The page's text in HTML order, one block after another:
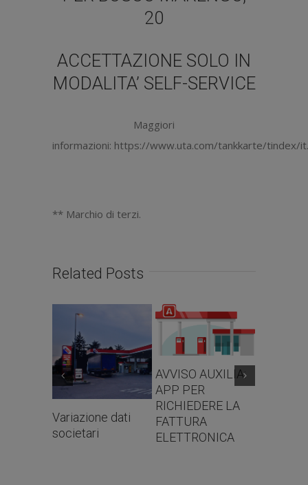
20
ACCETTAZIONE SOLO IN
MODALITA’ SELF-SERVICE
Maggiori
informazioni: https://www.uta.com/tankkarte/tindex/
** Marchio di terzi.
Related Posts
Variazione dati
societari
AVVISO AUXILIA:
APP PER
RICHIEDERE LA
FATTURA
ELETTRONICA